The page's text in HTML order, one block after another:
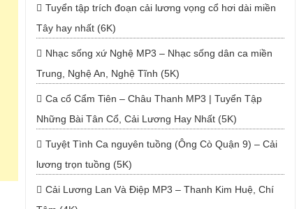
Tuyển tập trích đoạn cải lương vọng cổ hơi dài miền
Tây hay nhất (6K)
Nhạc sống xứ Nghệ MP3 – Nhạc sống dân ca miền
Trung, Nghệ An, Nghệ Tĩnh (5K)
Ca cổ Cẩm Tiên – Châu Thanh MP3 | Tuyển Tập
Những Bài Tân Cổ, Cải Lương Hay Nhất (5K)
Tuyệt Tình Ca nguyên tuồng (Ông Cò Quận 9) – Cải
lương trọn tuồng (5K)
Cải Lương Lan Và Điệp MP3 – Thanh Kim Huệ, Chí